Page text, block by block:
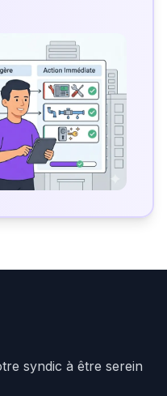
syndic à être serein